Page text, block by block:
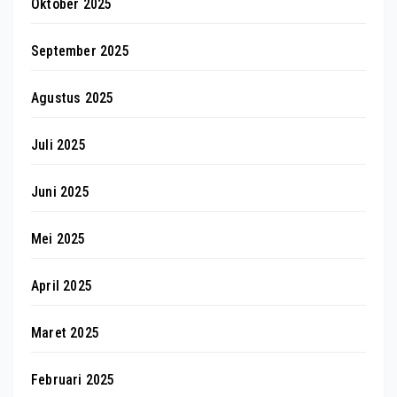
Oktober 2025
September 2025
Agustus 2025
Juli 2025
Juni 2025
Mei 2025
April 2025
Maret 2025
Februari 2025